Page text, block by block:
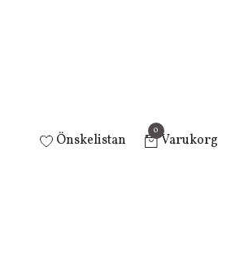
Önskelistan
0
Varukorg